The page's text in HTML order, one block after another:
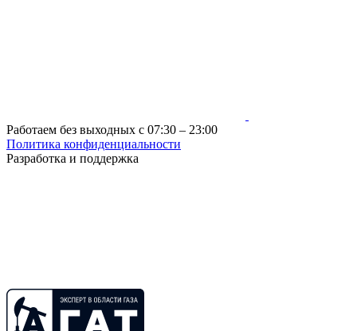
Работаем без выходных с 07:30 – 23:00
Политика конфиденциальности
Разработка и поддержка